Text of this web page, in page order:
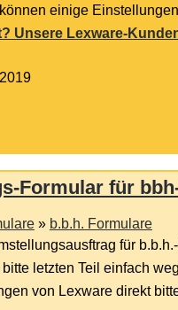
einige
Unsere Lexware-
Formular für
» b.b.h. Formulare
für
letzten Teil einfach
von Lexware direkt